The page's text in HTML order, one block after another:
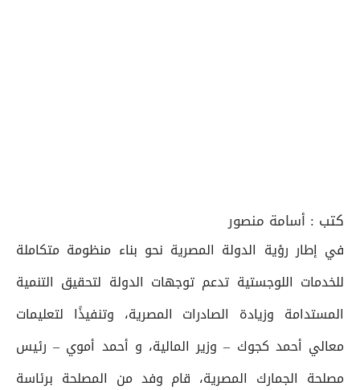
كتب : أسامة منصور
في إطار رؤية الدولة المصرية نحو بناء منظومة متكاملة
للخدمات اللوجستية تدعم توجهات الدولة لتحقيق التنمية
المستدامة وزيادة الصادرات المصرية، وتنفيذًا لتعليمات
معالي أحمد كجوك – وزير المالية، و أحمد أموي – رئيس
مصلحة الجمارك المصرية، قام وفد من المصلحة برئاسة